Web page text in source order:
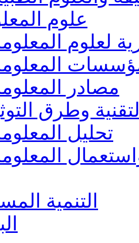
علوم
لعلوم
مصادر
وطرق
تحليل
التنمية